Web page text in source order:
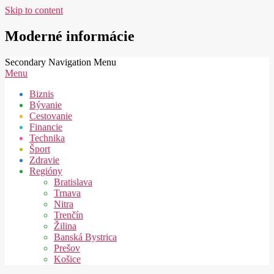
Skip to content
Moderné informácie
Secondary Navigation Menu
Menu
Biznis
Bývanie
Cestovanie
Financie
Technika
Šport
Zdravie
Regióny
Bratislava
Trnava
Nitra
Trenčín
Žilina
Banská Bystrica
Prešov
Košice